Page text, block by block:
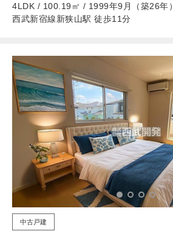
4LDK / 100.19㎡ / 1999年9月（築26年）
西武新宿線新狭山駅 徒歩11分
中古戸建